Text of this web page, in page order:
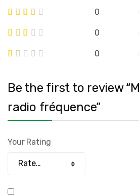
0
0
0
Be the first to review
radio fréquence”
Your Rating